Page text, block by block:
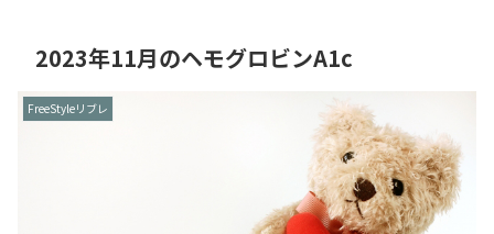
2023年11月のヘモグロビンA1c
FreeStyleリブレ